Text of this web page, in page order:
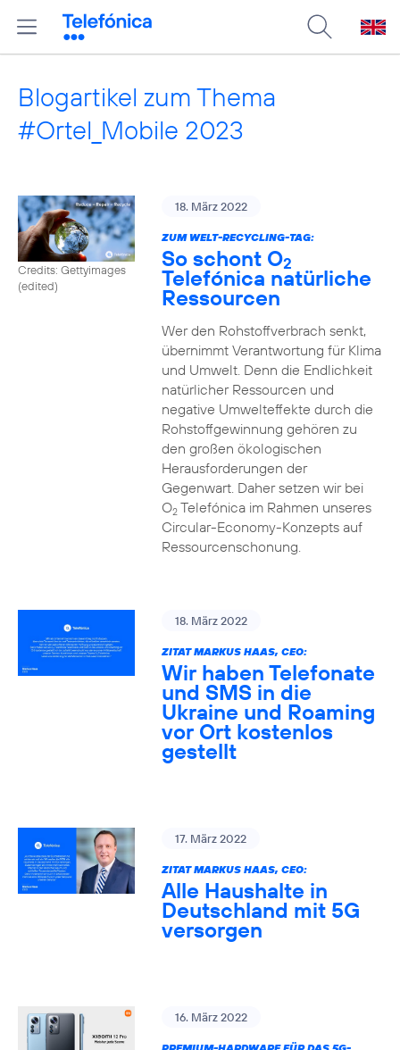
Blogartikel zum Thema
#Ortel_Mobile 2023
Credits: Gettyimages
(edited)
18. März 2022
ZUM WELT-RECYCLING-TAG:
So schont O2
Telefónica natürliche
Ressourcen
Wer den Rohstoffverbrach senkt,
übernimmt Verantwortung für Klima
und Umwelt. Denn die Endlichkeit
natürlicher Ressourcen und
negative Umwelteffekte durch die
Rohstoffgewinnung gehören zu
den großen ökologischen
Herausforderungen der
Gegenwart. Daher setzen wir bei
O2Telefónica im Rahmen unseres
Circular-Economy-Konzepts auf
Ressourcenschonung.
18. März 2022
ZITAT MARKUS HAAS, CEO:
Wir haben Telefonate
und SMS in die
Ukraine und Roaming
vor Ort kostenlos
gestellt
17. März 2022
ZITAT MARKUS HAAS, CEO:
Alle Haushalte in
Deutschland mit 5G
versorgen
16. März 2022